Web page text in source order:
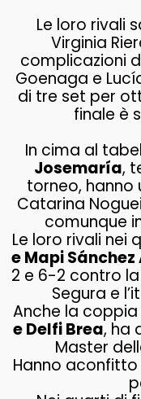
Le loro rivali
Virginia
complicazioni
Goenaga e
di tre set per
finale è
In cima al
Josemaría,
torneo,
Catarina
comunque
Le loro rivali nei
e Mapi
2 e 6-2 contro
Segura e
Anche la
e Delfi Brea, ha
Master
Hanno aconfitto